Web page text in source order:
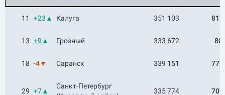
11 +23▲ Калуга 351 103
13 +9▲ Грозный 333 672
18 -4▼ Саранск 339 151
29 +7▲
Санкт-Петербург
335 774